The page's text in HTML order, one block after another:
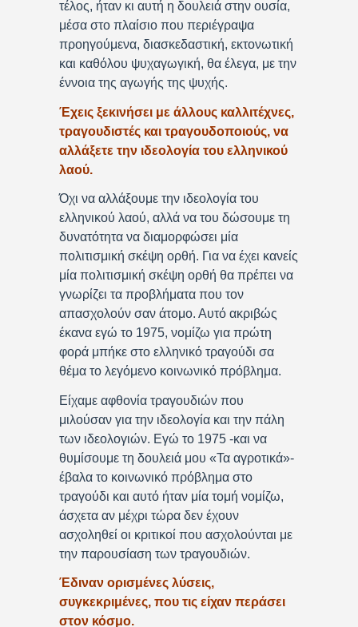
τέλος, ήταν κι αυτή η δουλειά στην ουσία,
μέσα στο πλαίσιο που περιέγραψα
προηγούμενα, διασκεδαστική, εκτονωτική
και καθόλου ψυχαγωγική, θα έλεγα, με την
έννοια της αγωγής της ψυχής.
Έχεις ξεκινήσει με άλλους καλλιτέχνες,
τραγουδιστές και τραγουδοποιούς, να
αλλάξετε την ιδεολογία του ελληνικού
λαού.
Όχι να αλλάξουμε την ιδεολογία του
ελληνικού λαού, αλλά να του δώσουμε τη
δυνατότητα να διαμορφώσει μία
πολιτισμική σκέψη ορθή. Για να έχει κανείς
μία πολιτισμική σκέψη ορθή θα πρέπει να
γνωρίζει τα προβλήματα που τον
απασχολούν σαν άτομο. Αυτό ακριβώς
έκανα εγώ το 1975, νομίζω για πρώτη
φορά μπήκε στο ελληνικό τραγούδι σα
θέμα το λεγόμενο κοινωνικό πρόβλημα.
Είχαμε αφθονία τραγουδιών που
μιλούσαν για την ιδεολογία και την πάλη
των ιδεολογιών. Εγώ το 1975 -και να
θυμίσουμε τη δουλειά μου «Τα αγροτικά»-
έβαλα το κοινωνικό πρόβλημα στο
τραγούδι και αυτό ήταν μία τομή νομίζω,
άσχετα αν μέχρι τώρα δεν έχουν
ασχοληθεί οι κριτικοί που ασχολούνται με
την παρουσίαση των τραγουδιών.
Έδιναν ορισμένες λύσεις,
συγκεκριμένες, που τις είχαν περάσει
στον κόσμο.